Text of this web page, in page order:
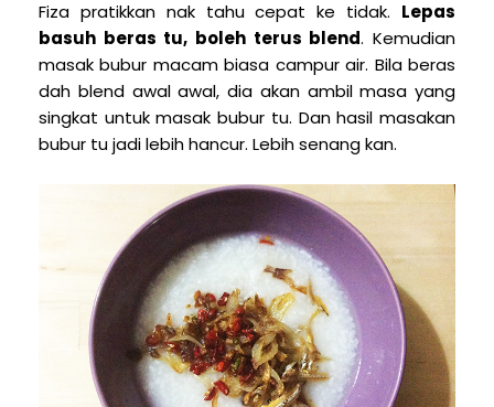
Fiza pratikkan nak tahu cepat ke tidak. Lepas
basuh beras tu, boleh terus blend. Kemudian
masak bubur macam biasa campur air. Bila beras
dah blend awal awal, dia akan ambil masa yang
singkat untuk masak bubur tu. Dan hasil masakan
bubur tu jadi lebih hancur. Lebih senang kan.